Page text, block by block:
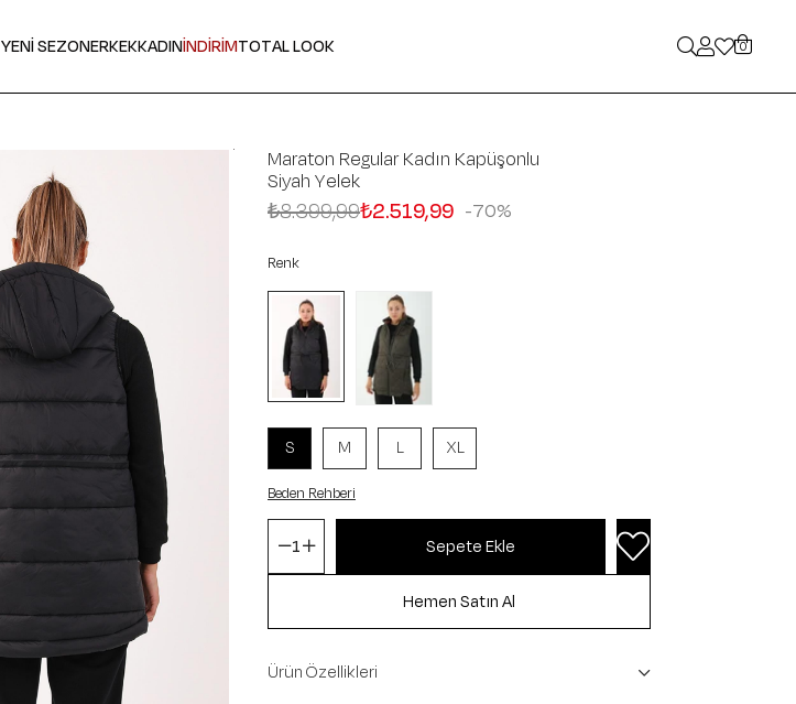
YENİ SEZONERKEKKADINİNDİRİMTOTAL LOOK 0
Maraton Regular Kadın Kapüşonlu
Siyah Yelek
70
₺8.399,99₺2.519,99
Renk
S M L XL
Beden Rehberi
Ürün Özellikleri